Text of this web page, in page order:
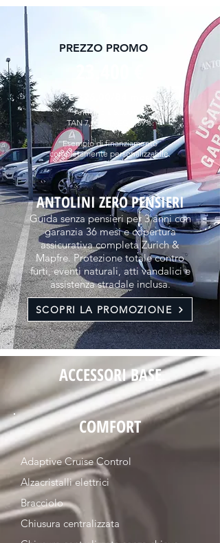
PREZZO PROMO
€ 326,00/84 mesi
Anticipo € 5.000,00.
TAN 7,00% TAEG 8,59%.
Esempio di finanziamento
completamente personalizzabile.
ANTOLINI ZERO PENSIERI
Guida senza pensieri per 3 anni con
garanzia 36 mesi e copertura
assicurativa completa Zurich &
Mapfre. Protezione totale contro
furti, eventi naturali, atti vandalici e
assistenza stradale inclusa.
SCOPRI LA PROMOZIONE
ACCESSORI BASE
COMFORT
Adaptive Cruise Control
Alzacristalli elettrici
Bracciolo
Chiusura centralizzata